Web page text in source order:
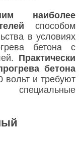
наиболее
способом
в условиях
бетона с
Практически
бетона
вольт и требуют